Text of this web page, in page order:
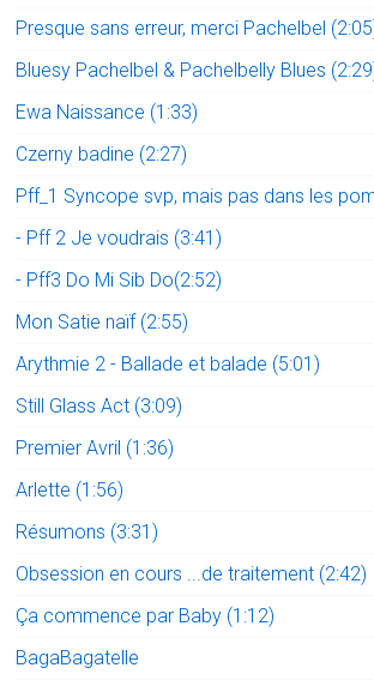
Presque sans erreur, merci Pachelbel
Bluesy Pachelbel & Pachelbelly Blues
Ewa Naissance (1:33)
Czerny badine (2:27)
Pff_1 Syncope svp, mais pas dans les
- Pff 2 Je voudrais (3:41)
- Pff3 Do Mi Sib Do(2:52)
Mon Satie naïf (2:55)
Arythmie 2 - Ballade et balade (5:01)
Still Glass Act (3:09)
Premier Avril (1:36)
Arlette (1:56)
Résumons (3:31)
Obsession en cours ...de traitement (2:42)
Ça commence par Baby (1:12)
BagaBagatelle